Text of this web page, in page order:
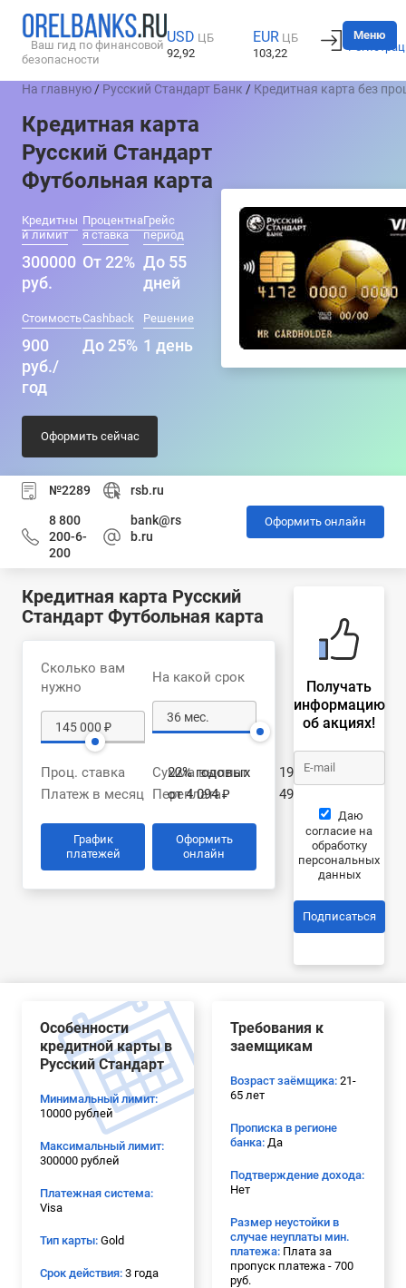
Ваш гид по финансовой
безопасности
USD ЦБ
92,92
EUR ЦБ
103,22
Вход
Меню
На главную / Русский Стандарт Банк / Кредитная карта без
Кредитная карта
Русский Стандарт
Футбольная карта
Кредитны
й лимит
300000
руб.
Процентна
я ставка
От 22%
Грейс
период
До 55
дней
Стоимость
900
руб./
год
Cashback
До 25%
Решение
1 день
Оформить сейчас
№2289 rsb.ru
8 800
200-6-
200
bank@rs
b.ru
Оформить онлайн
Кредитная карта Русский
Стандарт Футбольная карта
Сколько вам
нужно
На какой срок
Проц. ставка
22% годовых
Платеж в месяц
от 4 094 ₽
Сумма выплат
194 176 ₽
Переплата
49 176 ₽
График
платежей
Оформить
онлайн
Получать
информацию
об акциях!
Даю
согласие на
обработку
персональных
данных
Подписаться
Особенности
кредитной карты в
Русский Стандарт
Минимальный лимит:
10000 рублей
Максимальный лимит:
300000 рублей
Платежная система:
Visa
Тип карты: Gold
Срок действия: 3 года
Требования к
заемщикам
Возраст заёмщика: 21-
65 лет
Прописка в регионе
банка: Да
Подтверждение дохода:
Нет
Размер неустойки в
случае неуплаты мин.
платежа: Плата за
пропуск платежа - 700
руб.